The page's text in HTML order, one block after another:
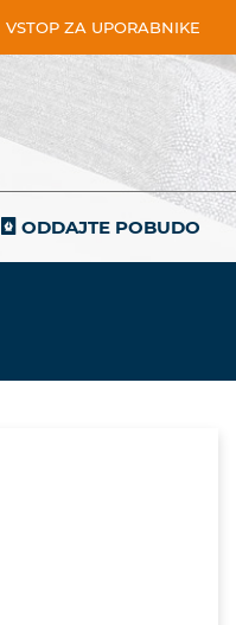
VSTOP ZA UPORABNIKE
ODDAJTE POBUDO